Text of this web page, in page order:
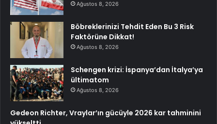
Ağustos 8, 2026
Böbreklerinizi Tehdit Eden Bu 3 Risk
Faktörüne Dikkat!
Ağustos 8, 2026
Schengen krizi: İspanya’dan İtalya’ya
ültimatom
Ağustos 8, 2026
Gedeon Richter, Vraylar’ın gücüyle 2026 kar tahminini